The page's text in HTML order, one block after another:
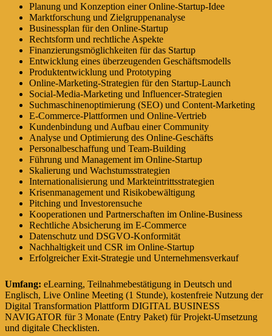
Planung und Konzeption einer Online-Startup-Idee
Marktforschung und Zielgruppenanalyse
Businessplan für den Online-Startup
Rechtsform und rechtliche Aspekte
Finanzierungsmöglichkeiten für das Startup
Entwicklung eines überzeugenden Geschäftsmodells
Produktentwicklung und Prototyping
Online-Marketing-Strategien für den Startup-Launch
Social-Media-Marketing und Influencer-Strategien
Suchmaschinenoptimierung (SEO) und Content-Marketing
E-Commerce-Plattformen und Online-Vertrieb
Kundenbindung und Aufbau einer Community
Analyse und Optimierung des Online-Geschäfts
Personalbeschaffung und Team-Building
Führung und Management im Online-Startup
Skalierung und Wachstumsstrategien
Internationalisierung und Markteintrittsstrategien
Krisenmanagement und Risikobewältigung
Pitching und Investorensuche
Kooperationen und Partnerschaften im Online-Business
Rechtliche Absicherung im E-Commerce
Datenschutz und DSGVO-Konformität
Nachhaltigkeit und CSR im Online-Startup
Erfolgreicher Exit-Strategie und Unternehmensverkauf
Umfang: eLearning, Teilnahmebestätigung in Deutsch und
Englisch, Live Online Meeting (1 Stunde), kostenfreie Nutzung der
Digital Transformation Plattform DIGITAL BUSINESS
NAVIGATOR für 3 Monate (Entry Paket) für Projekt-Umsetzung
und digitale Checklisten.